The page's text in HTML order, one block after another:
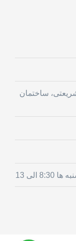
شریعتی، ساختمان